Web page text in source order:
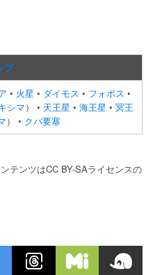
プ
• 火星 • ダイモス • フォボス •
シマ） • 天王星 • 海王星 • 冥王
） • クバ要塞
テンツはCC BY-SAライセンスの